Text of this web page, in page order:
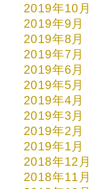
2019年10月
2019年9月
2019年8月
2019年7月
2019年6月
2019年5月
2019年4月
2019年3月
2019年2月
2019年1月
2018年12月
2018年11月